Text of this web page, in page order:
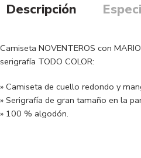
Descripción
Camiseta NOVENTEROS con
serigrafía TODO COLOR:
» Camiseta de cuello redondo y
» Serigrafía de gran tamaño en la
» 100 % algodón.